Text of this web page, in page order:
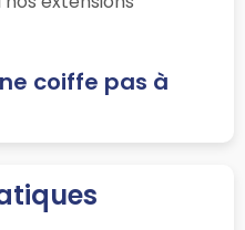
coiffe pas à